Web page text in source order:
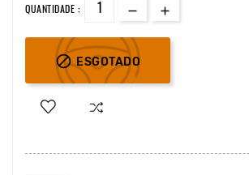
QUANTIDADE :
 ESGOTADO